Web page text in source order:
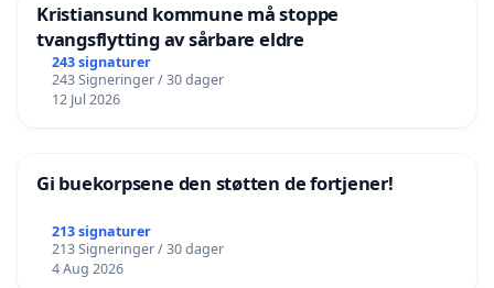
Kristiansund kommune må stoppe
tvangsflytting av sårbare eldre
243 signaturer
243 Signeringer / 30 dager
12 Jul 2026
Gi buekorpsene den støtten de fortjener!
213 signaturer
213 Signeringer / 30 dager
4 Aug 2026